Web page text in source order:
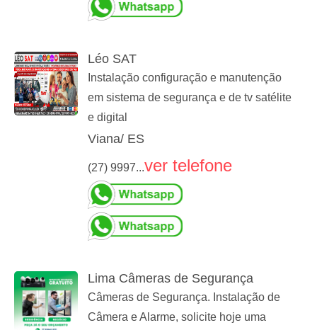
Léo SAT
Instalação configuração e manutenção
em sistema de segurança e de tv satélite
e digital
Viana/ ES
(27) 9997...ver telefone
Lima Câmeras de Segurança
Câmeras de Segurança. Instalação de
Câmera e Alarme, solicite hoje uma